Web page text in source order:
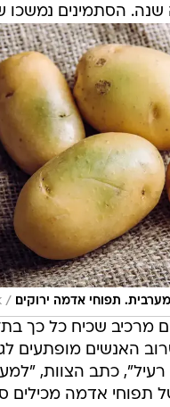
הסתמינים נמשכו
תפוחי אדמה ירוקים /
מרכיב שכיח כל כך
האנשים מופתעים
כתב הצוות,
תפוחי אדמה